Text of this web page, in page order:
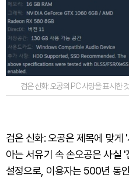
검은 신화: 오공의 PC 사양을 표시한
검은 신화: 오공은 제목에 맞게
아는 서유기 속 손오공은 사실
설정으로, 이용자는 500년 동